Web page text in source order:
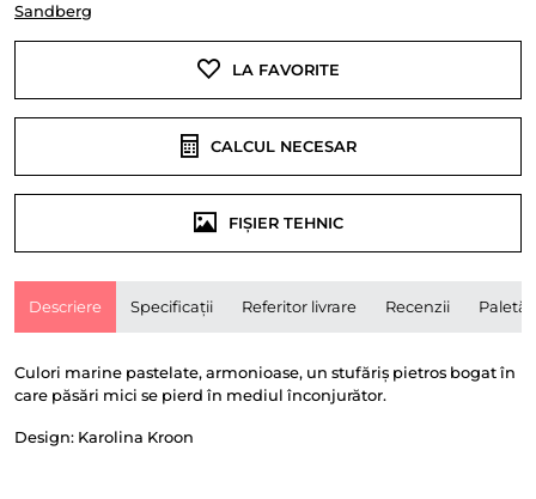
Sandberg
LA FAVORITE
CALCUL NECESAR
FIȘIER TEHNIC
Descriere Specificații Referitor livrare Recenzii Paletă
Culori marine pastelate, armonioase, un stufăriș pietros bogat în
care păsări mici se pierd în mediul înconjurător.
Design: Karolina Kroon